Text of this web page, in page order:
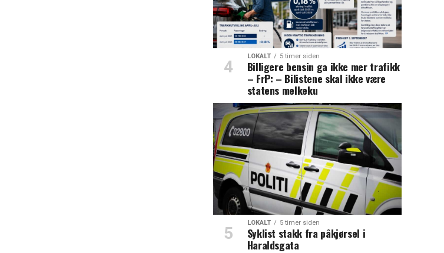
LOKALT 5 timer siden
Billigere bensin ga ikke mer trafikk
– FrP: – Bilistene skal ikke være
statens melkeku
LOKALT 5 timer siden
Syklist stakk fra påkjørsel i
Haraldsgata